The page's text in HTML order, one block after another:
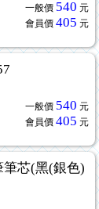
一般價 540 元
會員價 405 元
一般價 540 元
會員價 405 元
筆芯(黑(銀色)